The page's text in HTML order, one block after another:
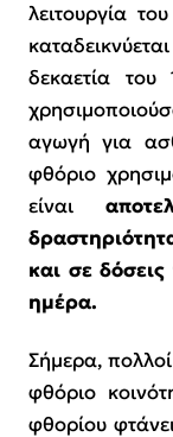
λειτουργία
δεκαετία
αγωγή για
φθόριο
είναι
και σε
ημέρα.
Σήμερα,
φθόριο
φθορίου